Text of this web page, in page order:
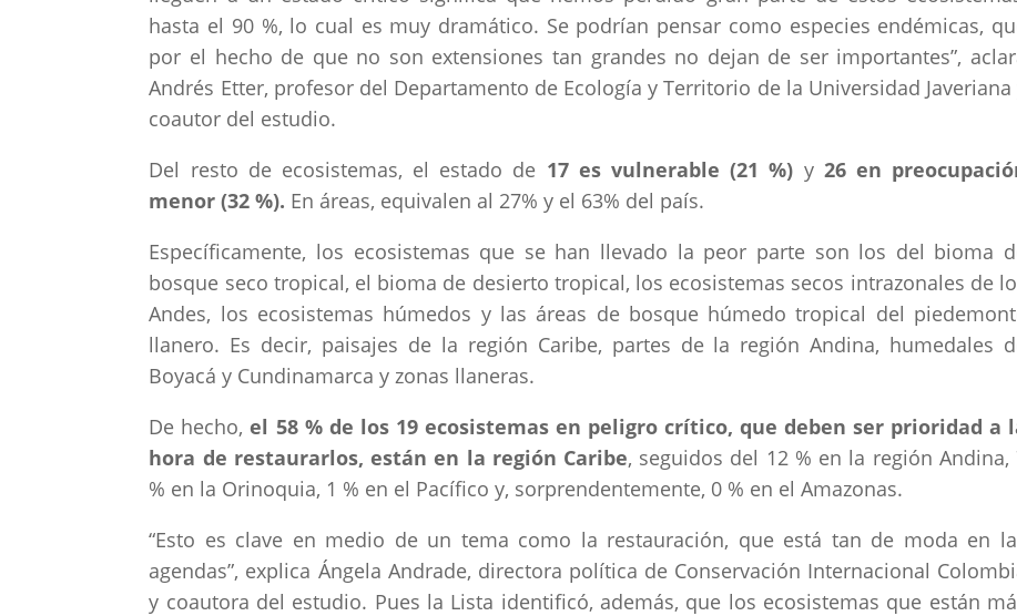
hasta el 90 %, lo cual es muy dramático. Se podrían pensar como especies endémicas,
por el hecho de que no son extensiones tan grandes no dejan de ser importantes”,
Andrés Etter, profesor del Departamento de Ecología y Territorio de la Universidad Javeriana
coautor del estudio.
Del resto de ecosistemas, el estado de 17 es vulnerable (21 %) y 26 en
menor (32 %). En áreas, equivalen al 27% y el 63% del país.
Específicamente, los ecosistemas que se han llevado la peor parte son los del bioma
bosque seco tropical, el bioma de desierto tropical, los ecosistemas secos intrazonales de
Andes, los ecosistemas húmedos y las áreas de bosque húmedo tropical del
llanero. Es decir, paisajes de la región Caribe, partes de la región Andina, humedales
Boyacá y Cundinamarca y zonas llaneras.
De hecho,el 58 % de los 19 ecosistemas en peligro crítico, que deben ser prioridad a
hora de restaurarlos, están en la región Caribe, seguidos del 12 % en la región Andina,
% en la Orinoquia, 1 % en el Pacífico y, sorprendentemente, 0 % en el Amazonas.
“Esto es clave en medio de un tema como la restauración, que está tan de moda en
agendas”, explica Ángela Andrade, directora política de Conservación Internacional
y coautora del estudio. Pues la Lista identificó, además, que los ecosistemas que están